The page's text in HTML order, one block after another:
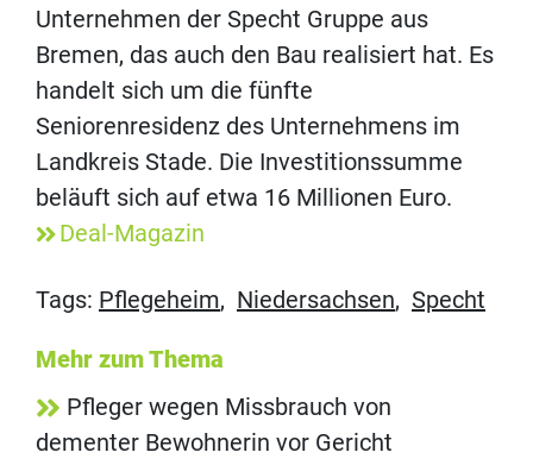
Unternehmen der Specht Gruppe aus
Bremen, das auch den Bau realisiert hat. Es
handelt sich um die fünfte
Seniorenresidenz des Unternehmens im
Landkreis Stade. Die Investitionssumme
beläuft sich auf etwa 16 Millionen Euro.
Deal-Magazin
Tags: Pflegeheim, Niedersachsen, Specht
Mehr zum Thema
Pfleger wegen Missbrauch von
dementer Bewohnerin vor Gericht